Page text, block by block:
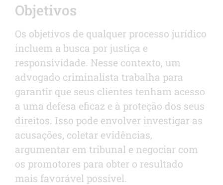
Objetivos
Os objetivos de qualquer processo jurídico
incluem a busca por justiça e
responsividade. Nesse contexto, um
advogado criminalista trabalha para
garantir que seus clientes tenham acesso
a uma defesa eficaz e à proteção dos seus
direitos. Isso pode envolver investigar as
acusações, coletar evidências,
argumentar em tribunal e negociar com
os promotores para obter o resultado
mais favorável possível.